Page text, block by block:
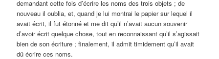
demandant cette fois d’écrire les noms des trois objets ; de
nouveau il oublia, et, quand je lui montrai le papier sur lequel il
avait écrit, il fut étonné et me dit qu’il n’avait aucun souvenir
d’avoir écrit quelque chose, tout en reconnaissant qu’il s’agissait
bien de son écriture ; finalement, il admit timidement qu’il avait
dû écrire ces noms.